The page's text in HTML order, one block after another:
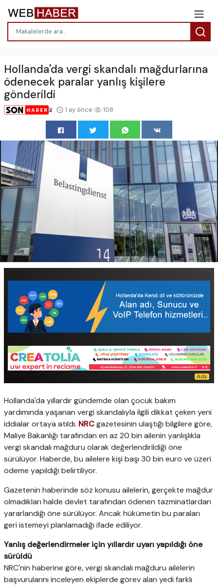
Hollanda'da vergi skandalı mağdurlarına
ödenecek paralar yanlış kişilere
gönderildi
1 ay önce 108
Hollanda'da yıllardır gündemde olan çocuk bakım
yardımında yaşanan vergi skandalıyla ilgili dikkat çeken yeni
iddialar ortaya atıldı. NRCgazetesinin ulaştığı bilgilere göre,
Maliye Bakanlığı tarafından en az 20 bin ailenin yanlışlıkla
vergi skandalı mağduru olarak değerlendirildiği öne
sürülüyor. Haberde, bu ailelere kişi başı 30 bin euro ve üzeri
ödeme yapıldığı belirtiliyor.
Gazetenin haberinde söz konusu ailelerin, gerçekte mağdur
olmadıkları halde devlet tarafından ödenen tazminatlardan
yararlandığı öne sürülüyor. Ancak hükümetin bu paraları
geri istemeyi planlamadığı ifade ediliyor.
Yanlış değerlendirmeler için yıllardır uyarı yapıldığı öne
sürüldü
NRC'nin haberine göre, vergi skandalı mağduru ailelerin
başvurularını inceleyen ekiplerde görev alan yedi farklı